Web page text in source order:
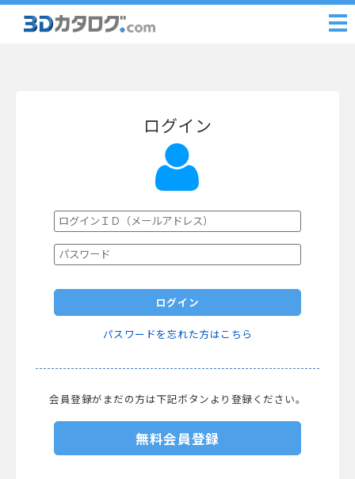
ログイン
ログイン
パスワードを忘れた方はこちら
会員登録がまだの方は下記ボタンより登録ください。
無料会員登録